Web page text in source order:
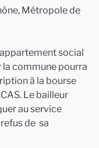
Métropole de
social
commune pourra
à la bourse
Le bailleur
au service
de sa